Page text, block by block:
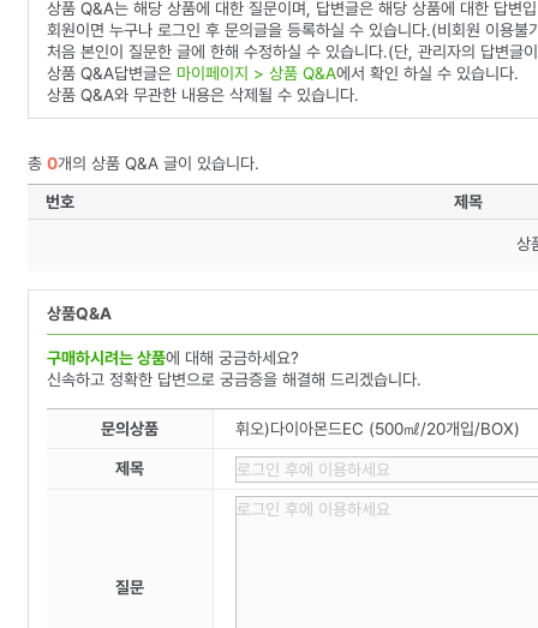
상품 Q&A는 해당 상품에 대한 질문이며, 답변글은 해당 상품에 대한 답변
회원이면 누구나 로그인 후 문의글을 등록하실 수 있습니다.(비회원 이용불
처음 본인이 질문한 글에 한해 수정하실 수 있습니다.(단, 관리자의 답변글
상품 Q&A답변글은 마이페이지 > 상품 Q&A에서 확인 하실 수 있습니다.
상품 Q&A와 무관한 내용은 삭제될 수 있습니다.
총 0개의 상품 Q&A 글이 있습니다.
번호
제목
상
상품Q&A
구매하시려는 상품에 대해 궁금하세요?
신속하고 정확한 답변으로 궁금증을 해결해 드리겠습니다.
문의상품 휘오)다이아몬드EC (500㎖/20개입/BOX)
제목
질문